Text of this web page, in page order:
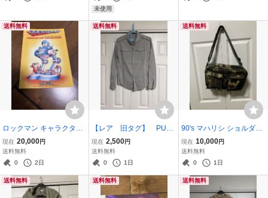
未使用
送料無料
ロックマン キャラクター
コレクション CAPCOM
攻略本 設定資料集 非売
品
現在 20,000円
送料無料
0
2日
送料無料
【レア 旧タグ】 PUBL
IC SCHOOL シャツ パブ
リックスクール Lサイ
ズ グレー ミリタリ
現在 2,500円
送料無料
0
1日
送料無料
90's マハリシ ショルダー
バッグ カモフラージュ カ
モフラmaharishi 忍者タグ
1990迷彩
現在 10,000円
送料無料
0
1日
送料無料 送料無料 送料無料